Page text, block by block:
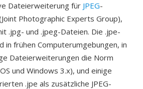
Dateierweiterung für JPEG-
Photographic Experts Group),
.jpg- und .jpeg-Dateien. Die .jpe-
in frühen Computerumgebungen, in
Dateierweiterungen die Norm
und Windows 3.x), und einige
.jpe als zusätzliche JPEG-